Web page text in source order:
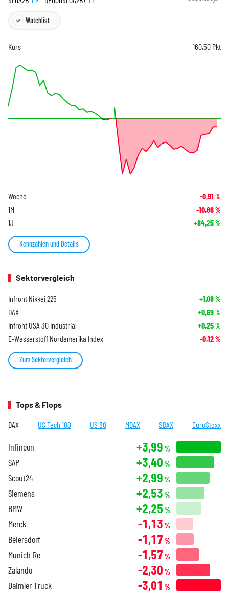
Watchlist
Kurs 160,50 Pkt
Woche -0,91 %
1M -10,86%
1J +84,25%
Kennzahlen und Details
Sektorvergleich
Infront Nikkei 225 +1,08%
DAX +0,69%
Infront USA 30 Industrial +0,25%
E-Wasserstoff Nordamerika Index -0,12%
Zum Sektorvergleich
Tops & Flops
DAX US Tech 100 US 30 MDAX SDAX EuroStoxx
Infineon +3,99 %
SAP +3,40 %
Scout24 +2,99 %
Siemens +2,53 %
BMW +2,25 %
Merck -1,13 %
Beiersdorf -1,17 %
Munich Re -1,57 %
Zalando -2,30 %
Daimler Truck -3,01 %